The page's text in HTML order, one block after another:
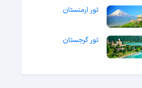
تور ارمنستان
تور گرجستان